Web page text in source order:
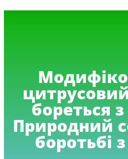
бореться
Природний
боротьбі